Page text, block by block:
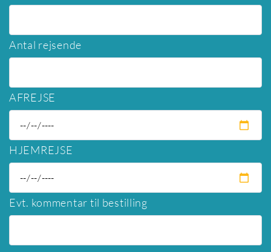
Antal rejsende
AFREJSE
HJEMREJSE
Evt. kommentar til bestilling